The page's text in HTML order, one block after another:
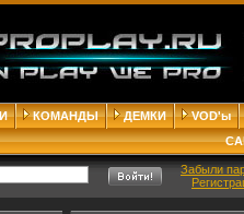
КОМАНДЫ ДЕМКИ
VOD'ы
Забыли